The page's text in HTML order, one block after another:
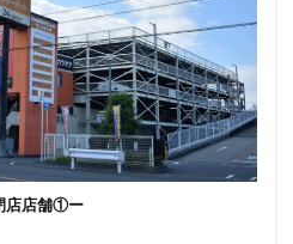
店店舗①ー